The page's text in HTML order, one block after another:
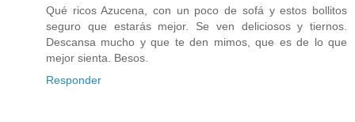
Qué ricos Azucena, con un poco de sofá y estos bollitos
seguro que estarás mejor. Se ven deliciosos y tiernos.
Descansa mucho y que te den mimos, que es de lo que
mejor sienta. Besos.
Responder